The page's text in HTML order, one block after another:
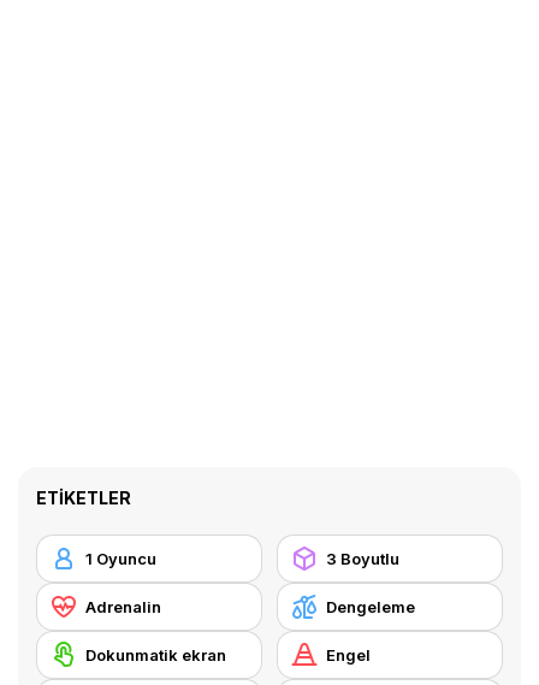
ETIKETLER
1 Oyuncu 3 Boyutlu
Adrenalin Dengeleme
Dokunmatik ekran Engel